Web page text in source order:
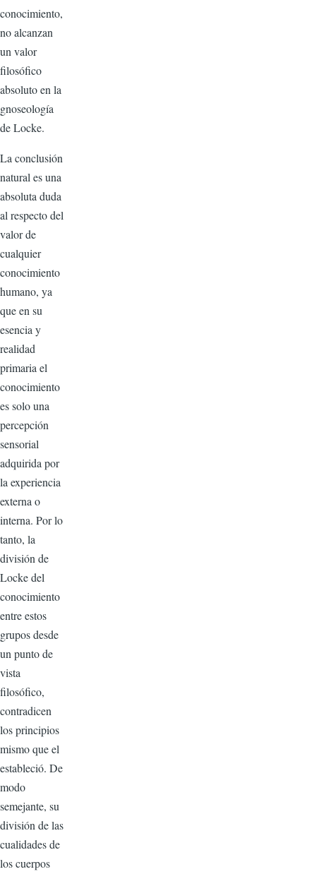
conocimiento,
no alcanzan
un valor
filosófico
absoluto en la
gnoseología
de Locke.
La conclusión
natural es una
absoluta duda
al respecto del
valor de
cualquier
conocimiento
humano, ya
que en su
esencia y
realidad
primaria el
conocimiento
es solo una
percepción
sensorial
adquirida por
la experiencia
externa o
interna. Por lo
tanto, la
división de
Locke del
conocimiento
entre estos
grupos desde
un punto de
vista
filosófico,
contradicen
los principios
mismo que el
estableció. De
modo
semejante, su
división de las
cualidades de
los cuerpos